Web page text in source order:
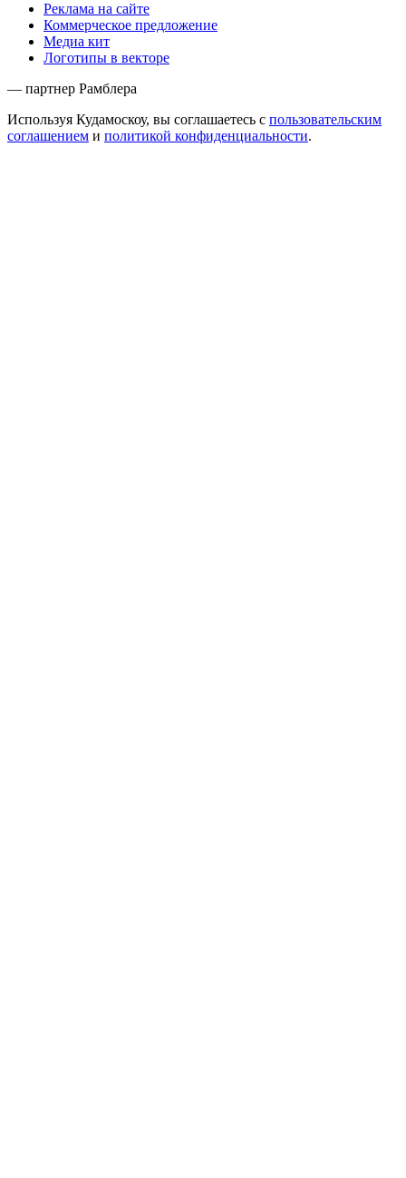
Реклама на сайте
Коммерческое предложение
Медиа кит
Логотипы в векторе
— партнер Рамблера
Используя Кудамоскоу, вы соглашаетесь с пользовательским
соглашением и политикой конфиденциальности.